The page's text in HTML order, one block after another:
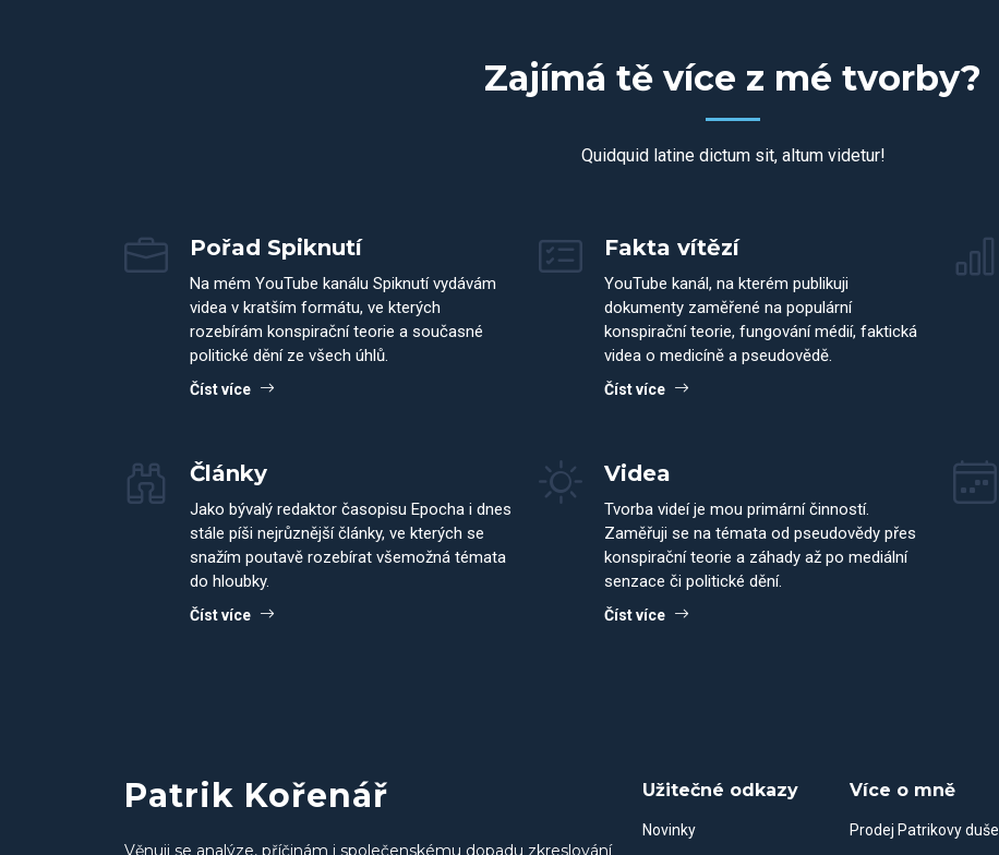
Zajímá tě více z mé tvorby?
Quidquid latine dictum sit, altum videtur!
Pořad Spiknutí
Na mém YouTube kanálu Spiknutí vydávám
videa v kratším formátu, ve kterých
rozebírám konspirační teorie a současné
politické dění ze všech úhlů.
Číst více
Fakta vítězí
YouTube kanál, na kterém publikuji
dokumenty zaměřené na populární
konspirační teorie, fungování médií, faktická
videa o medicíně a pseudovědě.
Číst více
Články
Jako bývalý redaktor časopisu Epocha i dnes
stále píši nejrůznější články, ve kterých se
snažím poutavě rozebírat všemožná témata
do hloubky.
Číst více
Videa
Tvorba videí je mou primární činností.
Zaměřuji se na témata od pseudovědy přes
konspirační teorie a záhady až po mediální
senzace či politické dění.
Číst více
Patrik Kořenář
Věnuji se analýze, příčinám i společenskému dopadu zkreslování
Užitečné odkazy
Novinky
Více o mně
Prodej Patrikovy duše